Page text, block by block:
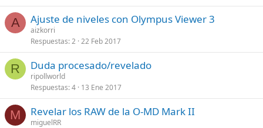
A Ajuste de niveles con Olympus Viewer 3
aizkorri
Respuestas 2 22 Feb 2017
R Duda procesado/revelado
ripollworld
Respuestas 4 13 Ene 2017
M Revelar los RAW de la O-MD Mark II
miguelRR